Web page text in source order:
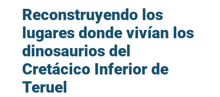
Reconstruyendo los
lugares donde vivían los
dinosaurios del
Cretácico Inferior de
Teruel